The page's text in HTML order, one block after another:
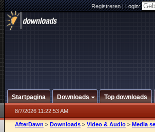
Registreren|Login:
Startpagina Downloads Top downloads
8/7/2026 11:22:53 AM
AfterDawn > Downloads > Video & Audio > Media